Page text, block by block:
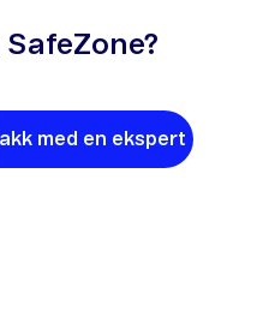
med en ekspert